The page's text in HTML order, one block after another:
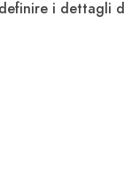
i dettagli